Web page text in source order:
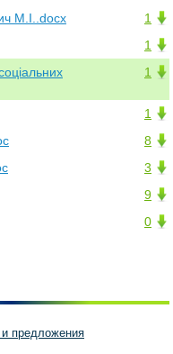
1
М.І..docx
1
1
1
8
3
9
0
предложения